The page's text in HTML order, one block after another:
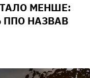
МЕНШЕ:
НАЗВАВ